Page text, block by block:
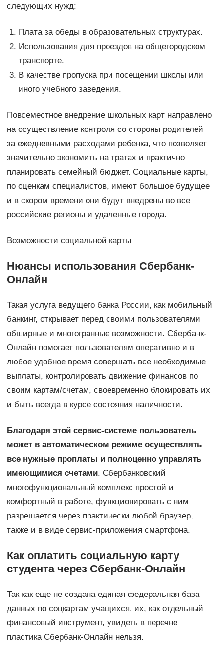
следующих нужд:
Плата за обеды в образовательных структурах.
Использования для проездов на общегородском
транспорте.
В качестве пропуска при посещении школы или
иного учебного заведения.
Повсеместное внедрение школьных карт направлено
на осуществление контроля со стороны родителей
за ежедневными расходами ребенка, что позволяет
значительно экономить на тратах и практично
планировать семейный бюджет. Социальные карты,
по оценкам специалистов, имеют большое будущее
и в скором времени они будут внедрены во все
российские регионы и удаленные города.
Возможности социальной карты
Нюансы использования Сбербанк-
Онлайн
Такая услуга ведущего банка России, как мобильный
банкинг, открывает перед своими пользователями
обширные и многогранные возможности. Сбербанк-
Онлайн помогает пользователям оперативно и в
любое удобное время совершать все необходимые
выплаты, контролировать движение финансов по
своим картам/счетам, своевременно блокировать их
и быть всегда в курсе состояния наличности.
Благодаря этой сервис-системе пользователь
может в автоматическом режиме осуществлять
все нужные проплаты и полноценно управлять
имеющимися счетами. Сбербанковский
многофункциональный комплекс простой и
комфортный в работе, функционировать с ним
разрешается через практически любой браузер,
также и в виде сервис-приложения смартфона.
Как оплатить социальную карту
студента через Сбербанк-Онлайн
Так как еще не создана единая федеральная база
данных по соцкартам учащихся, их, как отдельный
финансовый инструмент, увидеть в перечне
пластика Сбербанк-Онлайн нельзя.